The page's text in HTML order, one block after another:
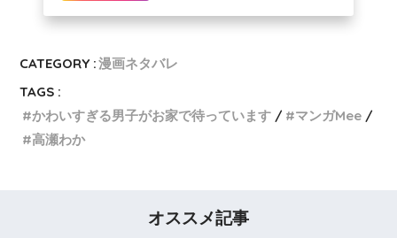
CATEGORY :漫画ネタバレ
TAGS :
かわいすぎる男子がお家で待っています
マンガMee
高瀬わか
オススメ記事